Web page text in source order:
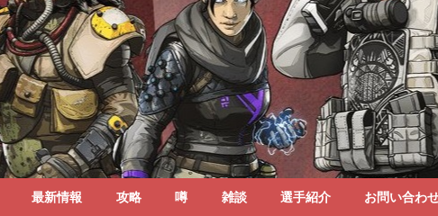
最新情報 攻略 噂 雑談 選手紹介 お問い合わ